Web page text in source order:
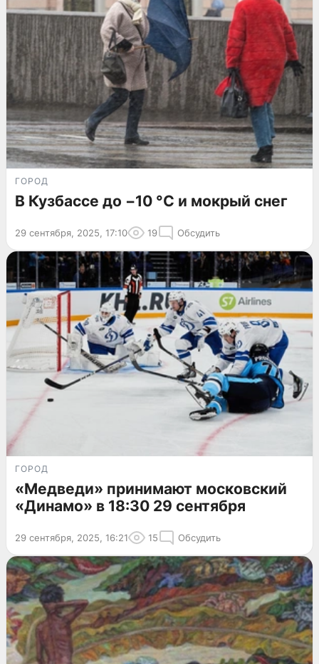
ГОРОД
В Кузбассе до −10 °C и мокрый снег
29 сентября, 2025, 17:10 19 Обсудить
ГОРОД
«Медведи» принимают московский
«Динамо» в 18:30 29 сентября
29 сентября, 2025, 16:21 15 Обсудить